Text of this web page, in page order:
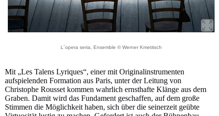
L´opera seria, Ensemble © Werner Kmetitsch
Mit „Les Talens Lyriques“, einer mit Originalinstrumenten
aufspielenden Formation aus Paris, unter der Leitung von
Christophe Rousset kommen wahrlich ernsthafte Klänge aus dem
Graben. Damit wird das Fundament geschaffen, auf dem große
Stimmen die Möglichkeit haben, sich über die seinerzeit geübte